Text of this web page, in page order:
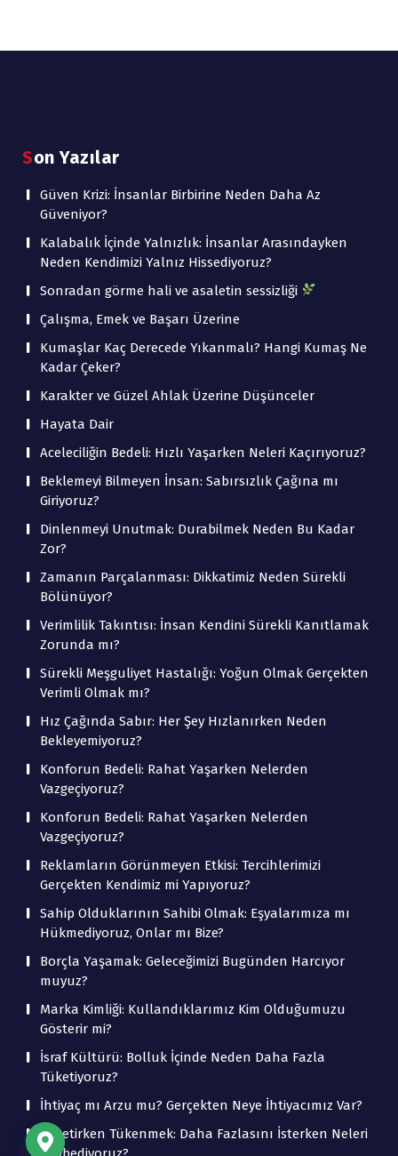
Son Yazılar
Güven Krizi: İnsanlar Birbirine Neden Daha Az
Güveniyor?
Kalabalık İçinde Yalnızlık: İnsanlar Arasındayken
Neden Kendimizi Yalnız Hissediyoruz?
Sonradan görme hali ve asaletin sessizliği
Çalışma, Emek ve Başarı Üzerine
Kumaşlar Kaç Derecede Yıkanmalı? Hangi Kumaş Ne
Kadar Çeker?
Karakter ve Güzel Ahlak Üzerine Düşünceler
Hayata Dair
Aceleciliğin Bedeli: Hızlı Yaşarken Neleri Kaçırıyoruz?
Beklemeyi Bilmeyen İnsan: Sabırsızlık Çağına mı
Giriyoruz?
Dinlenmeyi Unutmak: Durabilmek Neden Bu Kadar
Zor?
Zamanın Parçalanması: Dikkatimiz Neden Sürekli
Bölünüyor?
Verimlilik Takıntısı: İnsan Kendini Sürekli Kanıtlamak
Zorunda mı?
Sürekli Meşguliyet Hastalığı: Yoğun Olmak Gerçekten
Verimli Olmak mı?
Hız Çağında Sabır: Her Şey Hızlanırken Neden
Bekleyemiyoruz?
Konforun Bedeli: Rahat Yaşarken Nelerden
Vazgeçiyoruz?
Konforun Bedeli: Rahat Yaşarken Nelerden
Vazgeçiyoruz?
Reklamların Görünmeyen Etkisi: Tercihlerimizi
Gerçekten Kendimiz mi Yapıyoruz?
Sahip Olduklarının Sahibi Olmak: Eşyalarımıza mı
Hükmediyoruz, Onlar mı Bize?
Borçla Yaşamak: Geleceğimizi Bugünden Harcıyor
muyuz?
Marka Kimliği: Kullandıklarımız Kim Olduğumuzu
Gösterir mi?
İsraf Kültürü: Bolluk İçinde Neden Daha Fazla
Tüketiyoruz?
İhtiyaç mı Arzu mu? Gerçekten Neye İhtiyacımız Var?
Tüketirken Tükenmek: Daha Fazlasını İsterken Neleri